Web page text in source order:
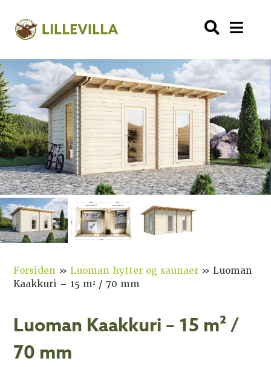
Forsiden »Luoman hytter og saunaer »Luoman
Kaakkuri – 15 m² / 70 mm
Luoman Kaakkuri – 15 m² /
70 mm